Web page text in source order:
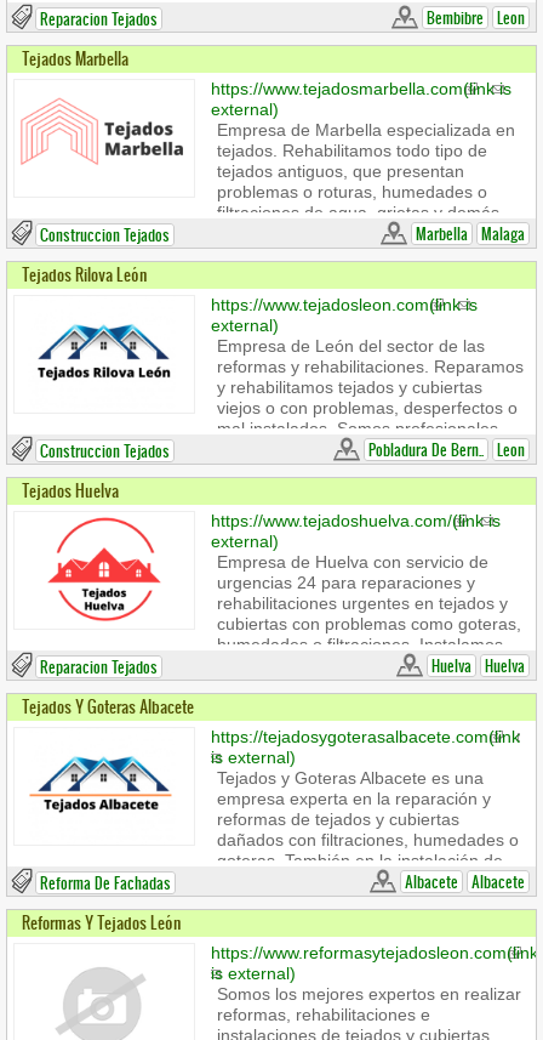
necesitan reformas a causa de goteras,
humedades, filtraciones, etc. Además,
impermeabilizaciones utilizando los
mejores materiales y técnicas en
terrazas, fachadas, tejados y demás.
Somos una empresa experta en el
sector de los tejados, las reformas en
general, las impermeabilizaciones,
servicios de albañilería en general...
que además ofrece servicios de
urgencia 24 horas.
Bembibre Leon
Reparacion Tejados
Tejados Marbella
https://www.tejadosmarbella.com(link is
external)
Empresa de Marbella especializada en
tejados. Rehabilitamos todo tipo de
tejados antiguos, que presentan
problemas o roturas, humedades o
filtraciones de agua, grietas y demás.
Somos especialistas con 20 años de
experiencia que nos avalan. Ofrecemos
con la obra y reforma de interiores así
como de impermeabilizaciones,
desescombros, albañilería en general y
mucho más. Ofrecemos a nuestros
clientes precios económicos y
desplazamiento gratis.
Marbella Malaga
Construccion Tejados
Tejados Rilova León
https://www.tejadosleon.com(link is
external)
Empresa de León del sector de las
reformas y rehabilitaciones. Reparamos
y rehabilitamos tejados y cubiertas
viejos o con problemas, desperfectos o
mal instalados. Somos profesionales
expertos en el sector de los tejados y
las cubiertas. Ofrecemos un servicio de
Instalamos todo tipo de tejados; tejados
de tejas, cubiertas metálicas, cubiertas
Deck para naves industriales, cubiertas
con panel tipo sándwich y mucho más.
Pobladura De Bern.. Leon
Construccion Tejados
Tejados Huelva
https://www.tejadoshuelva.com/(link is
external)
Empresa de Huelva con servicio de
urgencias 24 para reparaciones y
rehabilitaciones urgentes en tejados y
cubiertas con problemas como goteras,
humedades o filtraciones. Instalamos
claraboyas, canalones y realizamos
mantenimientos y limpiezas de tejados.
interiores, así como reformas en
terrazas y fachadas. Hacemos
impermeabilizaciones. Nos ocupamos
también de los desescombros y la
retirada de escombros que generan las
reformas.
Huelva Huelva
Reparacion Tejados
Tejados Y Goteras Albacete
https://tejadosygoterasalbacete.com(link
is external)
Tejados y Goteras Albacete es una
empresa experta en la reparación y
reformas de tejados y cubiertas
dañados con filtraciones, humedades o
goteras. También en la instalación de
tejados y cubiertas de todo tipo de
materiales; cubiertas de metal, de
tejados de tejas, etc.
Rehabilitamos fachadas y terrazas así
como también hacemos reformas en
interiores y ofrecemos servicios de
albañilería.
Albacete Albacete
Reforma De Fachadas
Reformas Y Tejados León
https://www.reformasytejadosleon.com(link
is external)
Somos los mejores expertos en realizar
reformas, rehabilitaciones e
instalaciones de tejados y cubiertas.